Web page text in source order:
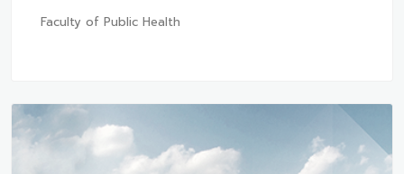
Faculty of Public Health